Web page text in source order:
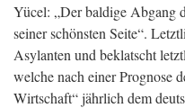
Yücel: „Der baldige Abgang
seiner schönsten Seite“.
Asylanten und beklatscht
welche nach einer Prognose
Wirtschaft“ jährlich dem